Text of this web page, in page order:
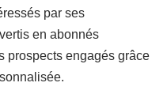
par ses
en abonnés
prospects engagés grâce